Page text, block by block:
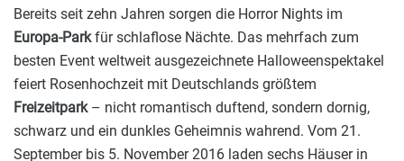
Bereits seit zehn Jahren sorgen die Horror Nights im
Europa-Parkfür schlaflose Nächte. Das mehrfach zum
besten Event weltweit ausgezeichnete Halloweenspektakel
feiert Rosenhochzeit mit Deutschlands größtem
Freizeitpark– nicht romantisch duftend, sondern dornig,
schwarz und ein dunkles Geheimnis wahrend. Vom 21.
September bis 5. November 2016 laden sechs Häuser in